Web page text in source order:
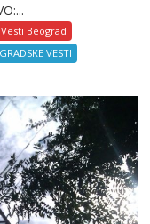
Beograd
GRADSKE VESTI